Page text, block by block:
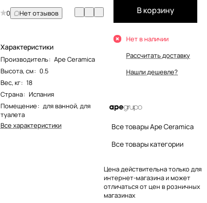
0 Нет отзывов
Характеристики
Производитель: Ape Ceramica
Высота, см: 0.5
Вес, кг: 18
Страна: Испания
Помещение: для ванной, для
туалета
Все характеристики
В корзину
Нет в наличии
Рассчитать доставку
Нашли дешевле?
Все товары Ape Ceramica
Все товары категории
Цена действительна только для
интернет-магазина и может
отличаться от цен в розничных
магазинах